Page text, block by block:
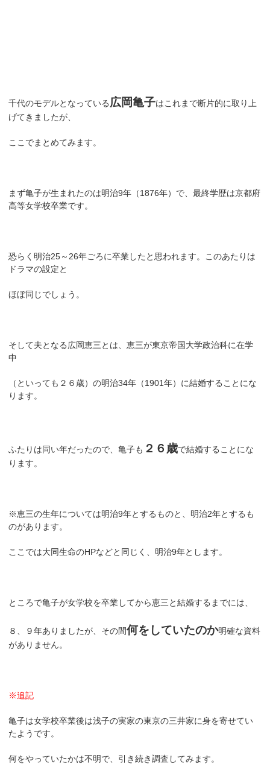
千代のモデルとなっている 広岡亀子はこれまで断片的に取り上
げてきましたが、
ここでまとめてみます。
まず亀子が生まれたのは明治9年（1876年）で、最終学歴は京都府
高等女学校卒業です。
恐らく明治25～26年ごろに卒業したと思われます。このあたりは
ドラマの設定と
ほぼ同じでしょう。
そして夫となる広岡恵三とは、恵三が東京帝国大学政治科に在学
中
（といっても２６歳）の明治34年（1901年）に結婚することにな
ります。
ふたりは同い年だったので、亀子も ２６歳で結婚することにな
ります。
※恵三の生年については明治9年とするものと、明治2年とするも
のがあります。
ここでは大同生命のHPなどと同じく、明治9年とします。
ところで亀子が女学校を卒業してから恵三と結婚するまでには、
８、９年ありましたが、その間何をしていたのか明確な資料
がありません。
※追記
亀子は女学校卒業後は浅子の実家の東京の三井家に身を寄せてい
たようです。
何をやっていたかは不明で、引き続き調査してみます。